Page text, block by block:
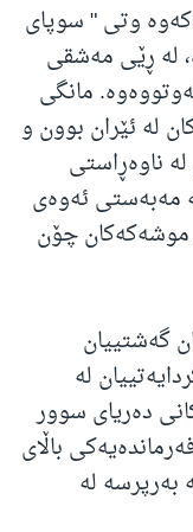
وتی " سوپای
لە ڕێی مەشقی
مانگی
لە ئێران بوون و
ناوەڕاستی
مەبەستی ئەوەی
موشەکەکان چۆن
گەشتییان
لە
دەریای سوور
باڵای
بەرپرسە لە